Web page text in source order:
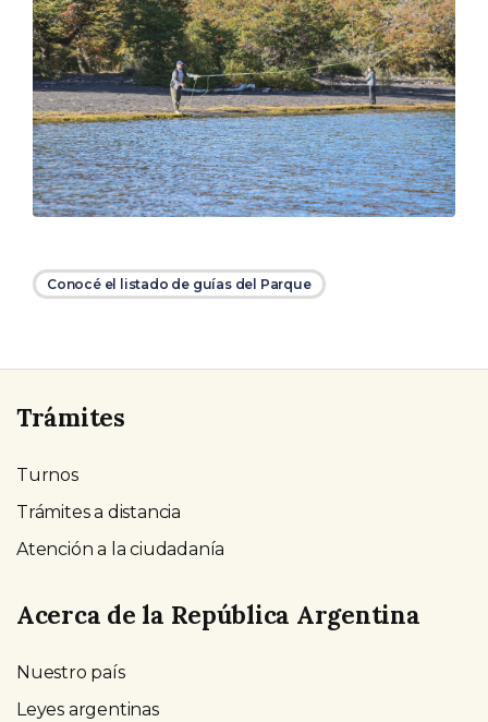
Conocé el listado de guías del Parque
Trámites
Turnos
Trámites a distancia
Atención a la ciudadanía
Acerca de la República Argentina
Nuestro país
Leyes argentinas